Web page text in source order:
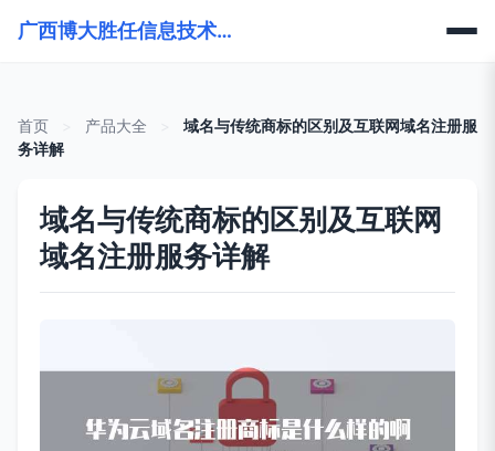
广西博大胜任信息技术有限公司
首页 产品大全
域名与传统商标的区别及互联网域名注册服
务详解
域名与传统商标的区别及互联网
域名注册服务详解